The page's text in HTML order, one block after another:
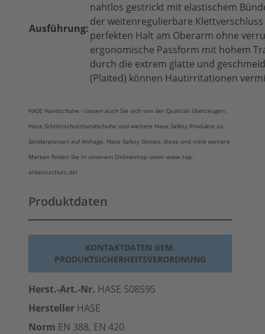
Ausführung:
nahtlos gestrickt mit elastischem
der weitenregulierbare
perfekten Halt am Oberarm ohne
ergonomische Passform mit hohem
durch die extrem glatte und
(Plaited) können Hautirritationen
HASE Handschuhe - lassen auch Sie sich von der Qualität überzeugen.
Hase Schnittschutzhandschuhe und weitere Hase Safety Produkte zu
Sonderpreisen auf Anfrage. Hase Safety Gloves, diese und viele weitere
Marken finden Sie in unserem Onlineshop unter www.top-
arbeitsschutz.de!
Produktdaten
KONTAKTDATEN GEM.
PRODUKTSICHERHEITSVERORDNUNG
Herst.-Art.-Nr. HASE 508595
Hersteller HASE
Norm EN 388, EN 420